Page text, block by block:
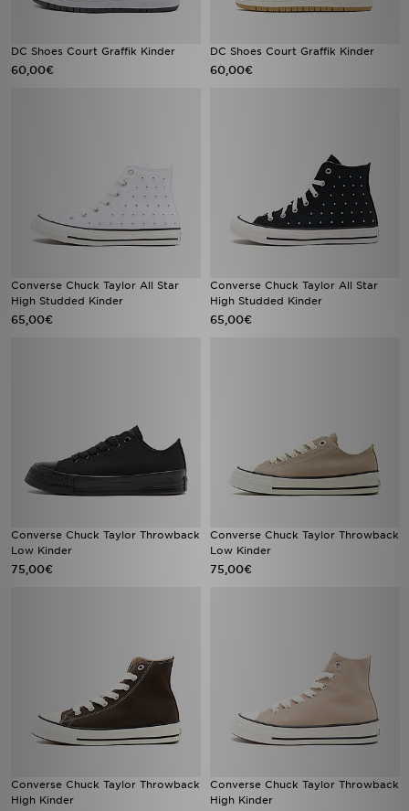
DC Shoes Court Graffik Kinder
60,00€
DC Shoes Court Graffik Kinder
60,00€
Converse Chuck Taylor All Star
High Studded Kinder
65,00€
Converse Chuck Taylor All Star
High Studded Kinder
65,00€
Converse Chuck Taylor Throwback
Low Kinder
75,00€
Converse Chuck Taylor Throwback
Low Kinder
75,00€
Converse Chuck Taylor Throwback
High Kinder
Converse Chuck Taylor Throwback
High Kinder